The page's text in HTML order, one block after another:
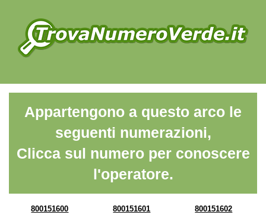
Appartengono a questo arco le
seguenti numerazioni,
Clicca sul numero per conoscere
l'operatore.
800151600 800151601 800151602